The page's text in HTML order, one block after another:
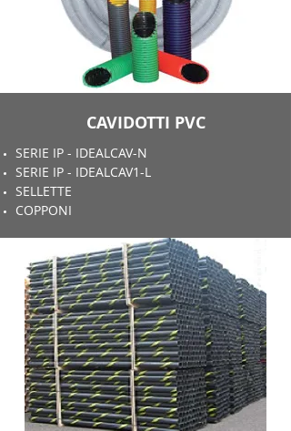
CAVIDOTTI PVC
SERIE IP - IDEALCAV-N
SERIE IP - IDEALCAV1-L
SELLETTE
COPPONI